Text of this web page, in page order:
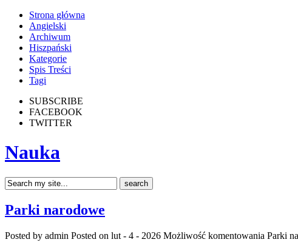
Strona główna
Angielski
Archiwum
Hiszpański
Kategorie
Spis Treści
Tagi
SUBSCRIBE
FACEBOOK
TWITTER
Nauka
Parki narodowe
Posted by admin Posted on lut - 4 - 2026 Możliwość komentowania Parki